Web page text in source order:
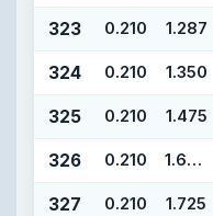
323 0.210 1.287
324 0.210 1.350
325 0.210 1.475
326 0.210 1.600
327 0.210 1.725